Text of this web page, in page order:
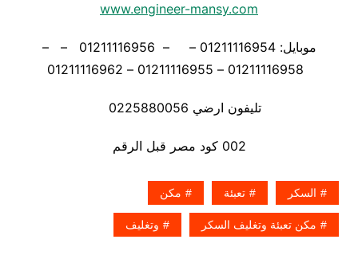
www.engineer-mansy.com
موبايل: 01211116954 – – 01211116956 – –
تليفون ارضي 0225880056
002 كود مصر قبل الرقم
السكر تعبئة مكن
مكن تعبئة وتغليف السكر وتغليف